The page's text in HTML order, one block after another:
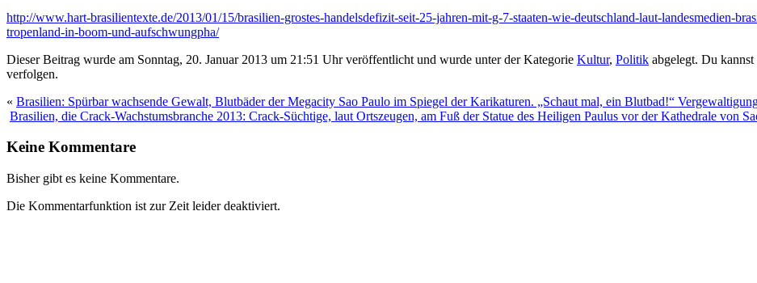
http://www.hart-brasilientexte.de/2013/01/15/brasilien-grostes-handelsdefizit-seit-25-jahren-mit-g-7-staaten-wie-deutschland-laut-landesmedien-
tropenland-in-boom-und-aufschwungpha/
Dieser Beitrag wurde am Sonntag, 20. Januar 2013 um 21:51 Uhr veröffentlicht und wurde unter der Kategorie Kultur, Politik abgelegt. Du
verfolgen.
« Brasilien: Spürbar wachsende Gewalt, Blutbäder der Megacity Sao Paulo im Spiegel der Karikaturen. „Schaut mal, ein Blutbad!“
Brasilien, die Crack-Wachstumsbranche 2013: Crack-Süchtige, laut Ortszeugen, am Fuß der Statue des Heiligen Paulus vor der Kathedrale von
Keine Kommentare
Bisher gibt es keine Kommentare.
Die Kommentarfunktion ist zur Zeit leider deaktiviert.